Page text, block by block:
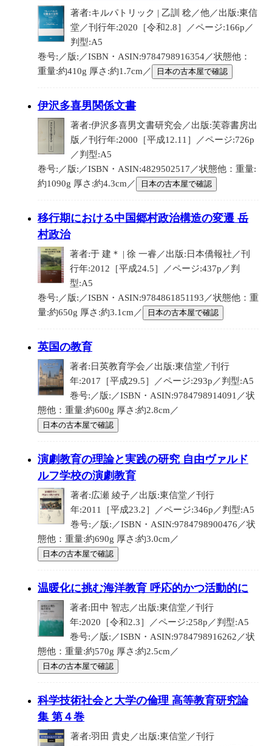
著者:キルパトリック | 乙訓 稔／他／出版:東信
堂／刊行年:2020［令和2.8］／ページ:166p／
判型:A5
巻号:／版:／ISBN・ASIN:9784798916354／状態他：
重量:約410g 厚さ:約1.7cm／
日本の古本屋で確認
伊沢多喜男関係文書
著者:伊沢多喜男文書研究会／出版:芙蓉書房出
版／刊行年:2000［平成12.11］／ページ:726p
／判型:A5
巻号:／版:／ISBN・ASIN:4829502517／状態他：重量:
約1090g 厚さ:約4.3cm／
日本の古本屋で確認
移行期における中国郷村政治構造の変遷 岳
村政治
著者:于 建＊ | 徐 一睿／出版:日本僑報社／刊
行年:2012［平成24.5］／ページ:437p／判
型:A5
巻号:／版:／ISBN・ASIN:9784861851193／状態他：重
量:約650g 厚さ:約3.1cm／
日本の古本屋で確認
英国の教育
著者:日英教育学会／出版:東信堂／刊行
年:2017［平成29.5］／ページ:293p／判型:A5
巻号:／版:／ISBN・ASIN:9784798914091／状
態他：重量:約600g 厚さ:約2.8cm／
日本の古本屋で確認
演劇教育の理論と実践の研究 自由ヴァルド
ルフ学校の演劇教育
著者:広瀬 綾子／出版:東信堂／刊行
年:2011［平成23.2］／ページ:346p／判型:A5
巻号:／版:／ISBN・ASIN:9784798900476／状
態他：重量:約690g 厚さ:約3.0cm／
日本の古本屋で確認
温暖化に挑む海洋教育 呼応的かつ活動的に
著者:田中 智志／出版:東信堂／刊行
年:2020［令和2.3］／ページ:258p／判型:A5
巻号:／版:／ISBN・ASIN:9784798916262／状
態他：重量:約570g 厚さ:約2.5cm／
日本の古本屋で確認
科学技術社会と大学の倫理 高等教育研究論
集 第４巻
著者:羽田 貴史／出版:東信堂／刊行